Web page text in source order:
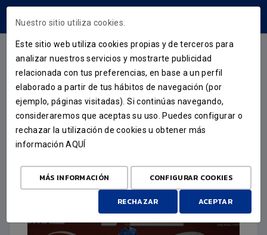
CRÓNICA
EL FUENLA PERDONA AL
MURCIA QUE TERMINA
GANANDO
16 DE MARZO DE 2025
Nuestro sitio utiliza cookies.
Este sitio web utiliza cookies propias y de terceros para
analizar nuestros servicios y mostrarte publicidad
relacionada con tus preferencias, en base a un perfil
elaborado a partir de tus hábitos de navegación (por
ejemplo, páginas visitadas). Si continúas navegando,
consideraremos que aceptas su uso. Puedes configurar o
rechazar la utilización de cookies u obtener más
informaciónAQUÍ
MÁS INFORMACIÓN CONFIGURAR COOKIES
RECHAZAR ACEPTAR